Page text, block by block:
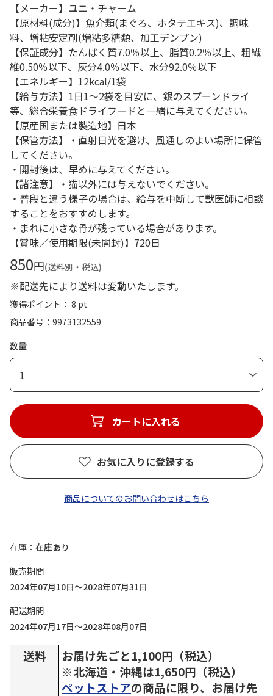
【メーカー】ユニ・チャーム
【原材料(成分)】魚介類(まぐろ、ホタテエキス)、調味
料、増粘安定剤(増粘多糖類、加工デンプン)
【保証成分】たんぱく質7.0％以上、脂質0.2％以上、粗繊
維0.50％以下、灰分4.0％以下、水分92.0％以下
【エネルギー】12kcal/1袋
【給与方法】1日1～2袋を目安に、銀のスプーンドライ
等、総合栄養食ドライフードと一緒に与えてください。
【原産国または製造地】日本
【保管方法】・直射日光を避け、風通しのよい場所に保管
してください。
・開封後は、早めに与えてください。
【諸注意】・猫以外には与えないでください。
・普段と違う様子の場合は、給与を中断して獣医師に相談
することをおすすめします。
・まれに小さな骨が残っている場合があります。
【賞味／使用期限(未開封)】720日
850円(送料別・税込)
※配送先により送料は変動いたします。
獲得ポイント： 8 pt
商品番号
9973132559
数量
1
カートに入れる
お気に入りに登録する
商品についてのお問い合わせはこちら
在庫
在庫あり
販売期間
2024年07月10日～2028年07月31日
配送期間
2024年07月17日～2028年08月07日
送料
お届け先ごと1,100円（税込）
※北海道・沖縄は1,650円（税込）
ペットストアの商品に限り、お届け先